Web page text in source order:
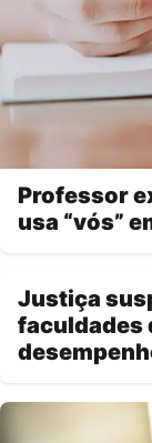
Professor
usa “vós”
Justiça
faculdades